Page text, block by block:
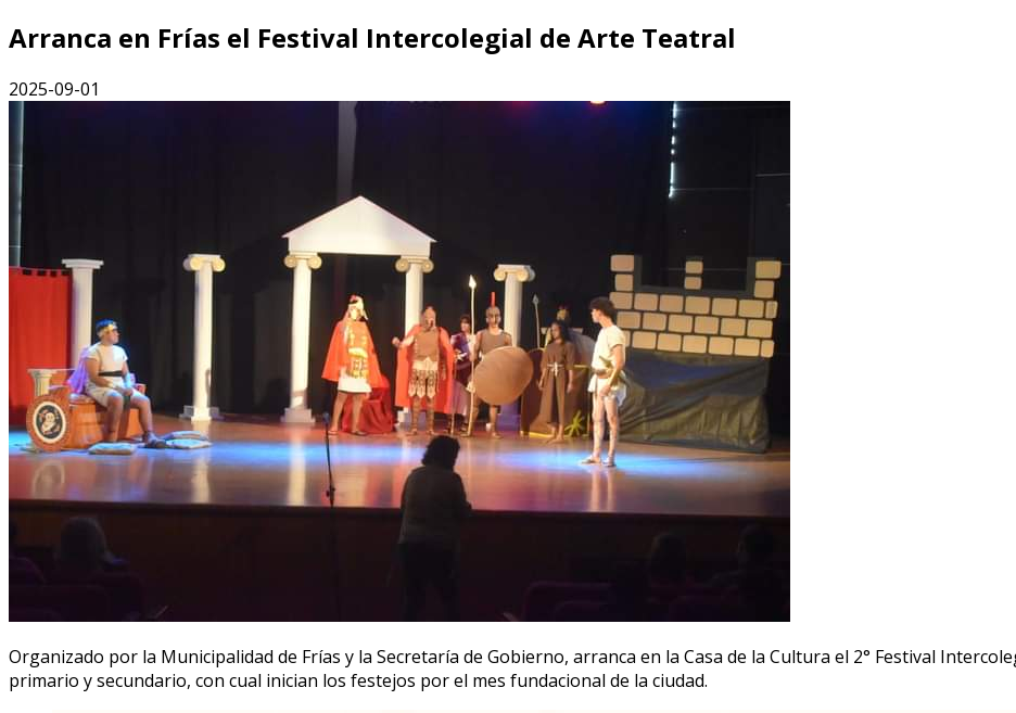
Arranca en Frías el Festival Intercolegial de Arte Teatral
2025-09-01
Organizado por la Municipalidad de Frías y la Secretaría de Gobierno, arranca en la Casa de la Cultura el 2° Festival
primario y secundario, con cual inician los festejos por el mes fundacional de la ciudad.